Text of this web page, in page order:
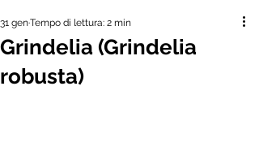
Grindelia (Grindelia
robusta)
31 genTempo di lettura: 2 min